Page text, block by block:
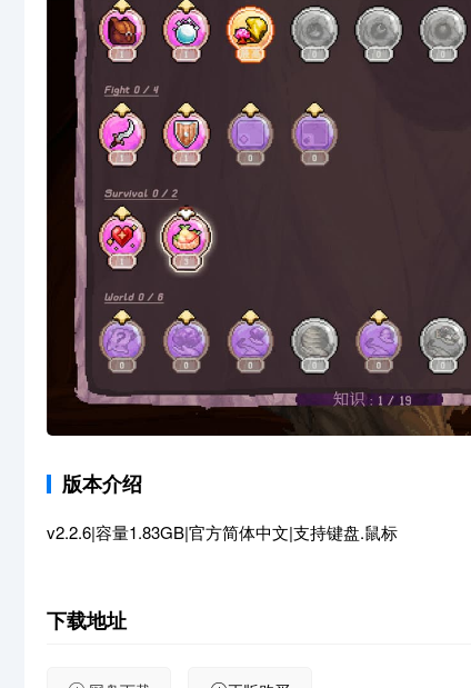
版本介绍
v2.2.6|容量1.83GB|官方简体中文|支持键盘.鼠标
下载地址